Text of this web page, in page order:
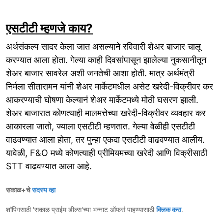
एसटीटी म्हणजे काय?
अर्थसंकल्प सादर केला जात असल्याने रविवारी शेअर बाजार चालू
करण्यात आला होता. गेल्या काही दिवसांपासून झालेल्या नुकसानीतून
शेअर बाजार सावरेल अशी जनतेची आशा होती. मात्र अर्थमंत्री
निर्मला सीतारामन यांनी शेअर मार्केटमधील असेट खरेदी-विक्रीवर कर
आकरण्याची घोषणा केल्यानं शेअर मार्केटमध्ये मोठी घसरण झाली.
शेअर बाजारात कोणत्याही मालमत्तेच्या खरेदी-विक्रीवर व्यवहार कर
आकारला जातो, ज्याला एसटीटी म्हणतात. गेल्या वेळीही एसटीटी
वाढवण्यात आला होता, तर पुन्हा एकदा एसटीटी वाढवण्यात आलीय.
यावेळी, F&O मध्ये कोणत्याही प्रीमियमच्या खरेदी आणि विक्रीसाठी
STT वाढवण्यात आला आहे.
सकाळ+चेसदस्य व्हा
शॉपिंगसाठी 'सकाळ प्राईम डील्स'च्या भन्नाट ऑफर्स पाहण्यासाठीक्लिक करा.